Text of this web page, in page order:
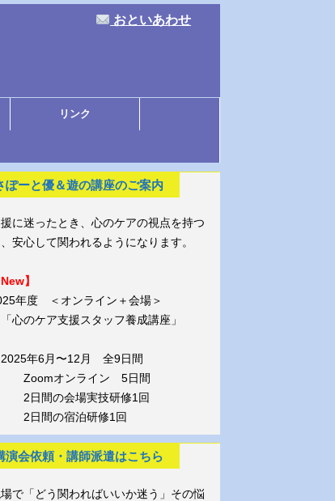
おといあわせ
リンク
ぽーと優＆遊の講座のご案内
に迷ったとき、心のケアの視点を持つ
安心して関われるようになります。
New】
年度 ＜オンライン＋会場＞
心のケア支援スタッフ養成講座」
年6月〜12月 全9日間
オンライン 5日間
日間の会場実技研修1回
日間の宿泊研修1回
演会依頼・講師派遣はこちら
で「どう関わればいいか迷う」その悩